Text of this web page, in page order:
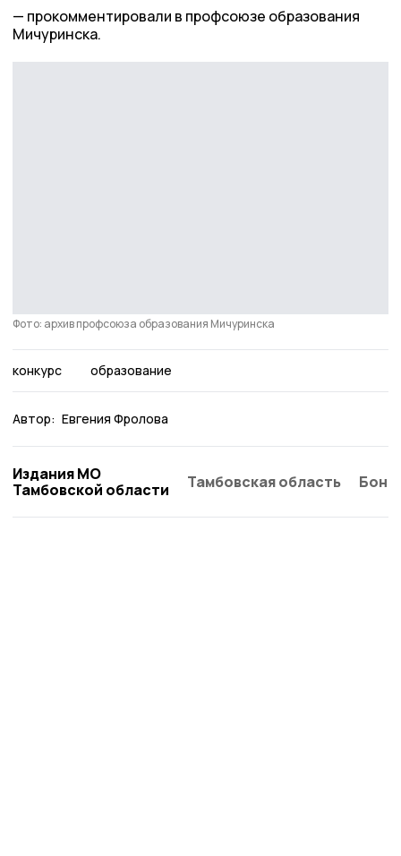
прокомментировали в профсоюзе образования
Мичуринска.
Фото: архив профсоюза образования Мичуринска
конкурс образование
Автор: Евгения Фролова
Издания МО
Тамбовской области
Тамбовская область